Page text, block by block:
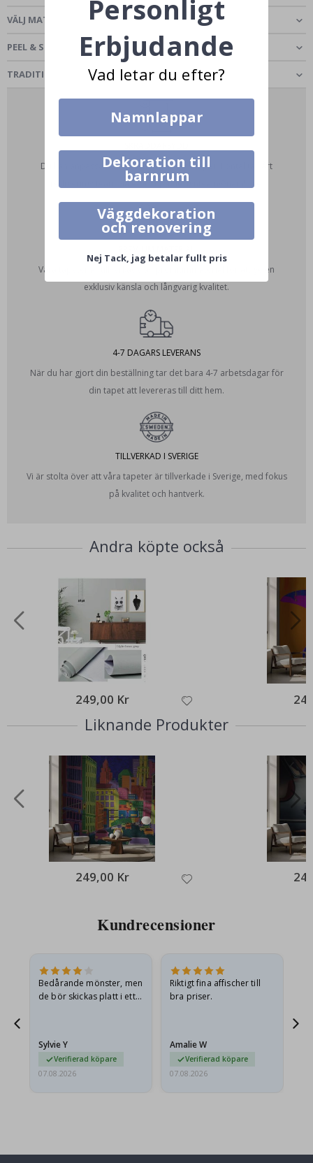
VÄLJ MATERIAL
PEEL & STICK - SJÄLVHÄFTANDE TAPET
TRADITIONAL CLASSIC - TAPET TAPET
Du kan anpassa dimensionerna på din tapet. Kontakta vårt
redigeringsteam via e-post på designteam@namly.se.
Våra tapeter är tillverkade av premiummaterial för att ge en
exklusiv känsla och långvarig kvalitet.
4-7 DAGARS LEVERANS
När du har gjort din beställning tar det bara 4-7 arbetsdagar för
din tapet att levereras till ditt hem.
TILLVERKAD I SVERIGE
Vi är stolta över att våra tapeter är tillverkade i Sverige, med fokus
på kvalitet och hantverk.
Andra köpte också
249,00 Kr
Liknande Produkter
249,00 Kr
Kundrecensioner
Bedårande mönster, men
de bör skickas platt i ett
Sylvie Y
Verifierad köpare
07.08.2026
Riktigt fina affischer till
bra priser.
Amalie W
Verifierad köpare
07.08.2026
Personligt
Erbjudande
Vad letar du efter?
Namnlappar
Dekoration till
barnrum
Väggdekoration
och renovering
Nej Tack, jag betalar fullt pris